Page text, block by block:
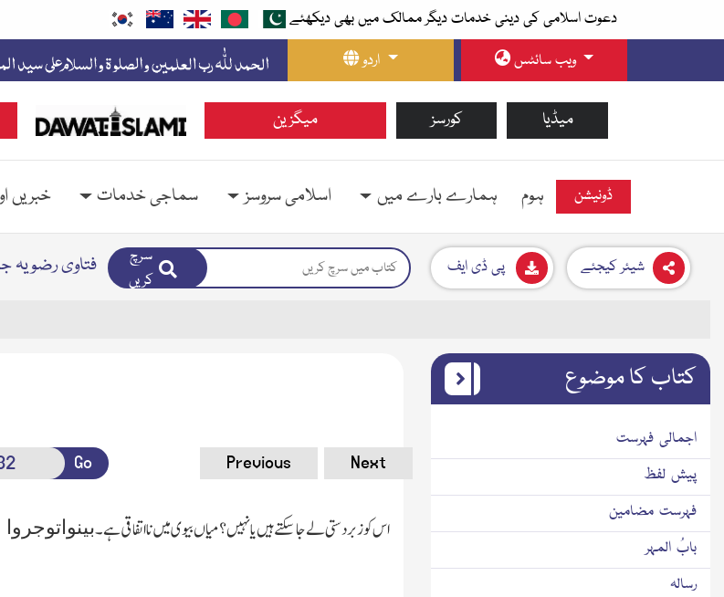
دعوت اسلامی کی دینی خدمات دیگر ممالک میں بھی دیکھئے
اردو
ویب سائٹس
میگزین کورسز میڈیا
ہوم ہمارے بارے میں اسلامی سروسز سماجی خدمات خبریں ڈونیشن
فتاوی رضویہ
سرچ
کریں
پی ڈی ایف شیئر کیجئے
Go Previous Next
اس کو زبردستی لے جاسکتے ہیں یا نہیں؟ میاں بیوی میں نا اتفاقی ہے۔بینواتوجروا
کتاب کا موضوع
اجمالی فہرست
پیش لفظ
فہرست مضامین
بابُ المہر
رسالہ